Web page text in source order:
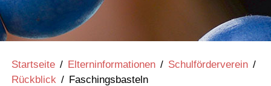
Startseite / Elterninformationen / Schulförderverein /
Rückblick / Faschingsbasteln